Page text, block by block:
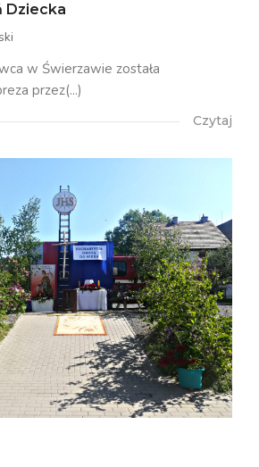
Dziecka
w Świerzawie została
przez(...)
Czytaj